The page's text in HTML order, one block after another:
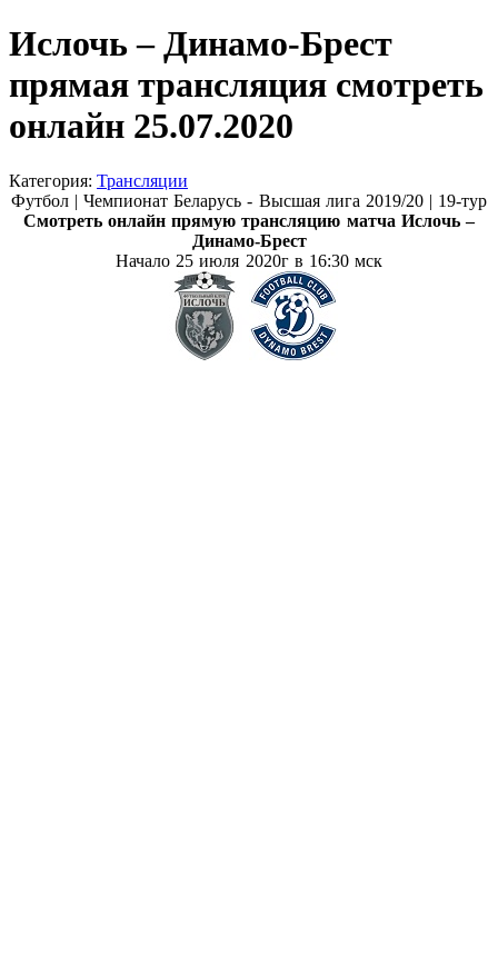
Ислочь – Динамо-Брест
прямая трансляция смотреть
онлайн 25.07.2020
Категория: Трансляции
Футбол | Чемпионат Беларусь - Высшая лига 2019/20 | 19-тур
Смотреть онлайн прямую трансляцию матча Ислочь –
Динамо-Брест
Начало 25 июля 2020г в 16:30 мск